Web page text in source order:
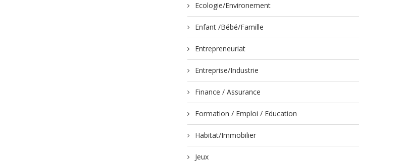
Ecologie/Environement
Enfant /Bébé/Famille
Entrepreneuriat
Entreprise/Industrie
Finance / Assurance
Formation / Emploi / Education
Habitat/Immobilier
Jeux